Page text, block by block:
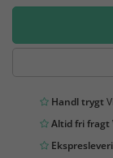
Handl trygt
Altid fri fragt